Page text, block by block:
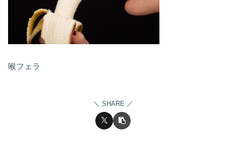
喉フェラ
SHARE